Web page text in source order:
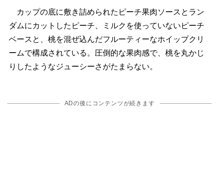
カップの底に敷き詰められたピーチ果肉ソースとラン
ダムにカットしたピーチ、ミルクを使っていないピーチ
ベースと、桃を混ぜ込んだフルーティーなホイップクリ
ームで構成されている。圧倒的な果肉感で、桃を丸かじ
りしたようなジューシーさがたまらない。
ADの後にコンテンツが続きます